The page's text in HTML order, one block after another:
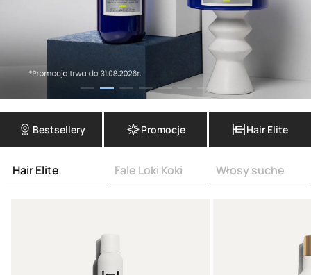
Bestsellery Promocje Hair Elite
Hair Elite Fale Loki Koki Włosy suche